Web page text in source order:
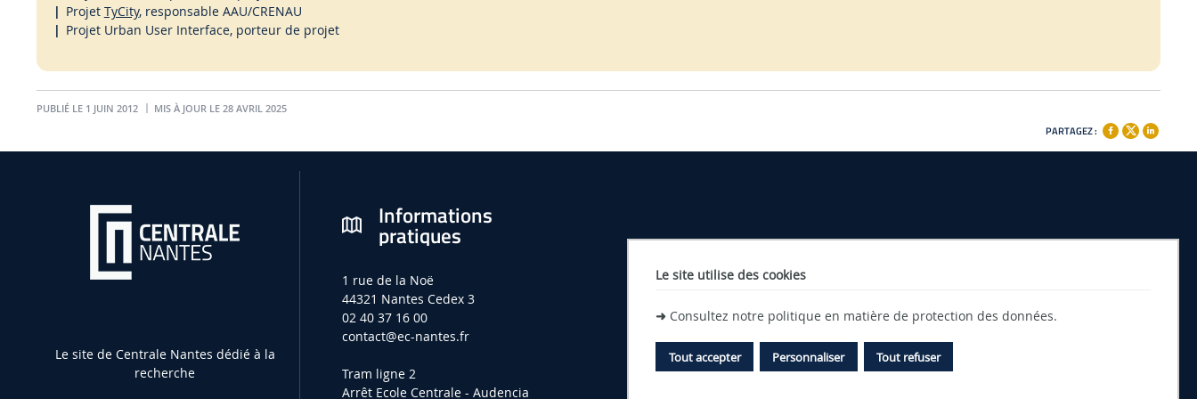
Le site utilise des cookies
➜ Consultez notre politique en matière de protection des données.
Tout accepter Tout refuser
Personnaliser
Projet TyCity, responsable AAU/CRENAU
Projet Urban User Interface, porteur de projet
PUBLIÉ LE 1 JUIN 2012 MIS À JOUR LE 28 AVRIL 2025
PARTAGEZ :
Le site de Centrale Nantes dédié à la
recherche
Informations
pratiques
1 rue de la Noë
44321 Nantes Cedex 3
02 40 37 16 00
contact@ec-nantes.fr
Tram ligne 2
Arrêt Ecole Centrale - Audencia